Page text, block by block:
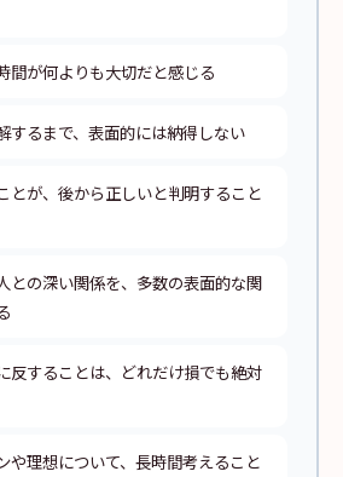
間が何よりも大切だと感じる
するまで、表面的には納得しない
とが、後から正しいと判明すること
との深い関係を、多数の表面的な関
反することは、どれだけ損でも絶対
や理想について、長時間考えること